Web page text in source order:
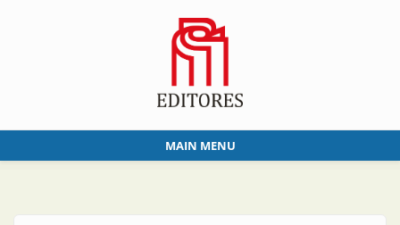
MAIN MENU